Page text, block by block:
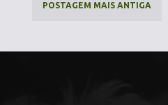
POSTAGEM MAIS ANTIGA